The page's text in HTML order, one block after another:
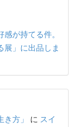
が持てる件。
」に出品しま
方」 に スイ